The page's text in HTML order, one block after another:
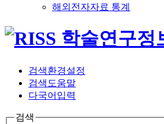
해외전자자료 통계
검색환경설정
검색도움말
다국어입력
검색